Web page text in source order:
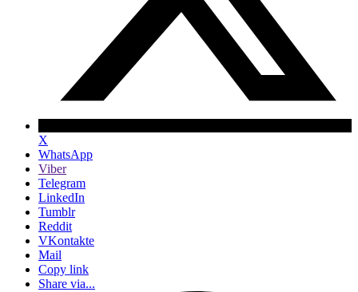
X
WhatsApp
Viber
Telegram
LinkedIn
Tumblr
Reddit
VKontakte
Mail
Copy link
Share via...